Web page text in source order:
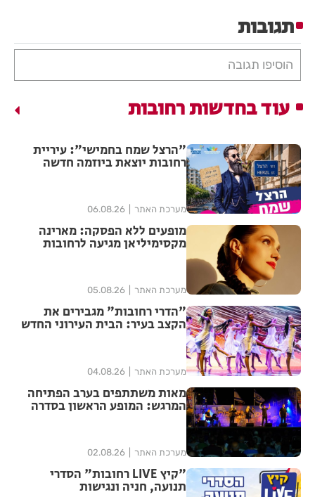
תגובות
הוסיפו תגובה
עוד בחדשות רחובות
"הרצל שמח בחמישי": עיריית
רחובות יוצאת ביוזמה חדשה
מערכת האתר 06.08.26
מופעים ללא הפסקה: מארינה
מקסימיליאן מגיעה לרחובות
מערכת האתר 05.08.26
"הדרי רחובות" מגבירים את
הקצב בעיר: הבית העירוני החדש
מערכת האתר 04.08.26
מאות משתתפים בערב הפתיחה
המרגש: המופע הראשון בסדרה
מערכת האתר 02.08.26
"קיץ LIVE רחובות" הסדרי
תנועה, חניה ונגישות